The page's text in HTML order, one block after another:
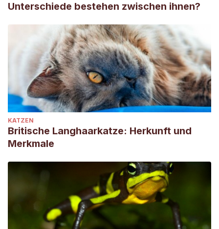
Unterschiede bestehen zwischen ihnen?
KATZEN
Britische Langhaarkatze: Herkunft und
Merkmale